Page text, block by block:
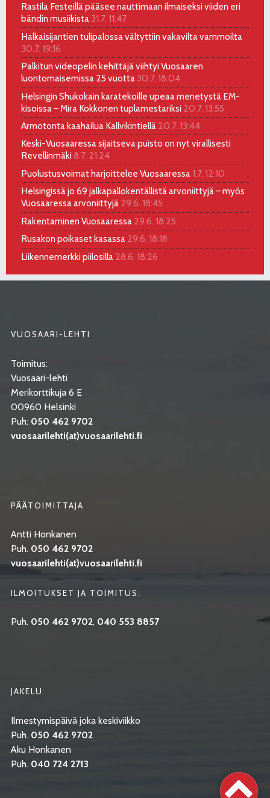
Rastila Festeillä pääsee nauttimaan ilmaiseksi viiden eri
bändin musiikista 31.7. 11:47
Halkaisijantien tulipalossa vältyttiin vakavilta vammoilta
30.7. 19:16
Palkitun videopelin kehittäjä viihtyi Vuosaaren
luontomaisemissa 25 vuotta 30.7. 18:04
Helsingin Shukokain karatekoille upeaa menetystä EM-
kisoissa – Mira Kokkonen tuplamestariksi 20.7. 13:55
Armotonta kaahailua Kallvikintiellä 20.7. 13:44
Keski-Vuosaaressa sijaitseva puisto on nyt virallisesti
Revellinmäki 8.7. 21:24
Puolustusvoimat harjoittelee Vuosaaressa 1.7. 12:10
Helsingissä jo 69 jalkapallokentällistä arvoniittyjä – myös
Vuosaaressa arvoniittyjä 29.6. 18:45
Rakentaminen Vuosaaressa 29.6. 18:25
Rusakon poikaset kasassa 29.6. 18:18
Liikennemerkki piilosilla 28.6. 18:26
VUOSAARI-LEHTI
Toimitus:
Vuosaari-lehti
Merikorttikuja 6 E
00960 Helsinki
Puh: 050 462 9702
vuosaarilehti(at)vuosaarilehti.fi
PÄÄTOIMITTAJA
Antti Honkanen
Puh. 050 462 9702
vuosaarilehti(at)vuosaarilehti.fi
ILMOITUKSET JA TOIMITUS:
Puh. 050 462 9702, 040 553 8857
JAKELU
Ilmestymispäivä joka keskiviikko
Puh. 050 462 9702
Aku Honkanen
Puh. 040 724 2713